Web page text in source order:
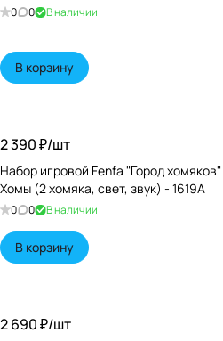
0 0 В наличии
В корзину
2 390 ₽/шт
Набор игровой Fenfa "Город
Хомы (2 хомяка, свет, звук) - 1619A
0 0 В наличии
В корзину
2 690 ₽/шт